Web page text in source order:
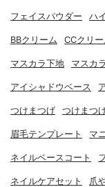
フェイスパウダー ハ
BBクリーム CCクリー
マスカラ下地 マスカ
アイシャドウベース
つけまつげ つけまつ
眉毛テンプレート マ
ネイルベースコート
ネイルケアセット 爪